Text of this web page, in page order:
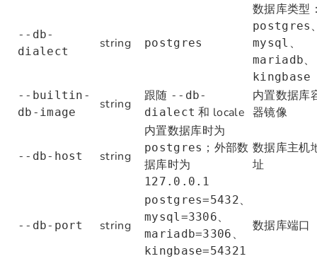
--db-
dialect
string postgres
数据库类型
postgres
mysql 、
mariadb、
kingbase
--builtin-
db-image
string
跟随 --db-
dialect 和 locale
内置数据库
器镜像
--db-host string
内置数据库时为
postgres ；外部数
据库时为
127.0.0.1
数据库主机
址
--db-port string
postgres=5432、
mysql=3306、
mariadb=3306 、
kingbase=54321
数据库端口